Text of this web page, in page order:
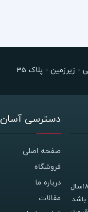
- پلاک 35
فروشگاه جیپ استور با نام اصلی فروشگاه معصومی دارای ۱۸سال
دسترسی آسان
صفحه اصلی
فروشگاه
درباره ما
مقالات